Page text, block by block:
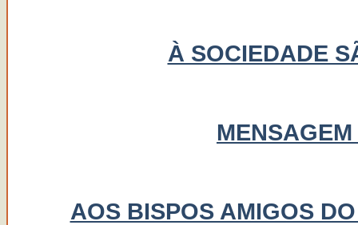
À SOCIEDADE
AOS BISPOS AMIGOS